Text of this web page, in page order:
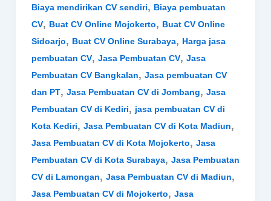
Biaya mendirikan CV sendiri, Biaya pembuatan
CV, Buat CV Online Mojokerto, Buat CV Online
Sidoarjo, Buat CV Online Surabaya, Harga jasa
pembuatan CV, Jasa Pembuatan CV, Jasa
Pembuatan CV Bangkalan, Jasa pembuatan CV
dan PT, Jasa Pembuatan CV di Jombang, Jasa
Pembuatan CV di Kediri, jasa pembuatan CV di
Kota Kediri, Jasa Pembuatan CV di Kota Madiun,
Jasa Pembuatan CV di Kota Mojokerto, Jasa
Pembuatan CV di Kota Surabaya, Jasa Pembuatan
CV di Lamongan, Jasa Pembuatan CV di Madiun,
Jasa Pembuatan CV di Mojokerto, Jasa